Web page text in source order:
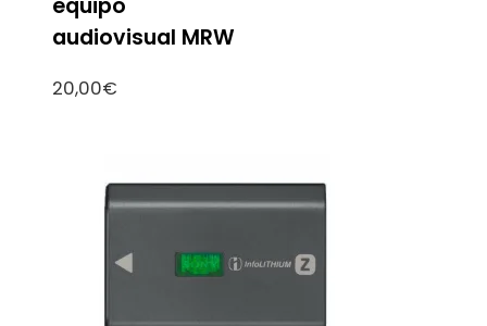
equipo
audiovisual MRW
20,00€